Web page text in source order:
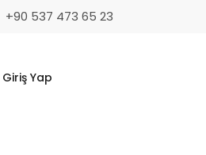
+90 537 473 65 23
Giriş Yap